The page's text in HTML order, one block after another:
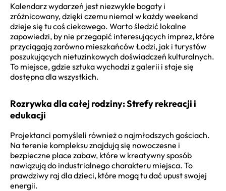
Kalendarz wydarzeń jest niezwykle bogaty i
zróżnicowany, dzięki czemu niemal w każdy weekend
dzieje się tu coś ciekawego. Warto śledzić lokalne
zapowiedzi, by nie przegapić interesujących imprez, które
przyciągają zarówno mieszkańców Łodzi, jak i turystów
poszukujących nietuzinkowych doświadczeń kulturalnych.
To miejsce, gdzie sztuka wychodzi z galerii i staje się
dostępna dla wszystkich.
Rozrywka dla całej rodziny: Strefy rekreacji i
edukacji
Projektanci pomyśleli również o najmłodszych gościach.
Na terenie kompleksu znajdują się nowoczesne i
bezpieczne place zabaw, które w kreatywny sposób
nawiązują do industrialnego charakteru miejsca. To
prawdziwy raj dla dzieci, które mogą tu dać upust swojej
energii.